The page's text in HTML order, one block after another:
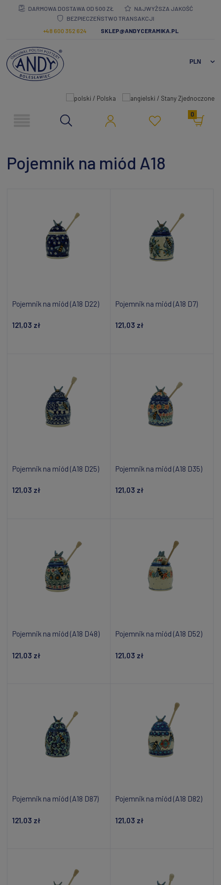
DARMOWA DOSTAWA OD 500 ZŁ
NAJWYŻSZA JAKOŚĆ
BEZPIECZEŃSTWO TRANSAKCJI
+48 600 352 624
SKLEP@ANDYCERAMIKA.PL
0
Pojemnik na miód A18
Pojemnik na miód (A18 D22)
121,03 zł
Pojemnik na miód (A18 D7)
121,03 zł
Pojemnik na miód (A18 D25)
121,03 zł
Pojemnik na miód (A18 D35)
121,03 zł
Pojemnik na miód (A18 D48)
121,03 zł
Pojemnik na miód (A18 D52)
121,03 zł
Pojemnik na miód (A18 D87)
121,03 zł
Pojemnik na miód (A18 D82)
121,03 zł